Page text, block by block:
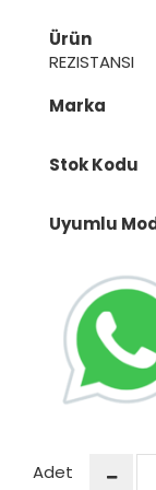
Ürün
REZISTANSI
Marka
Stok Kodu
Uyumlu
Adet